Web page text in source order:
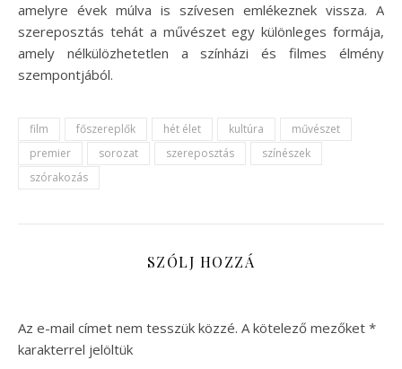
amelyre évek múlva is szívesen emlékeznek vissza. A
szereposztás tehát a művészet egy különleges formája,
amely nélkülözhetetlen a színházi és filmes élmény
szempontjából.
film főszereplők hét élet kultúra
művészet
premier
sorozat szereposztás
színészek
szórakozás
SZÓLJ HOZZÁ
Az e-mail címet nem tesszük közzé. A kötelező mezőket *
karakterrel jelöltük